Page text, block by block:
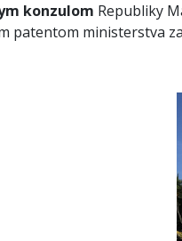
konzulom Republiky
patentom ministerstva